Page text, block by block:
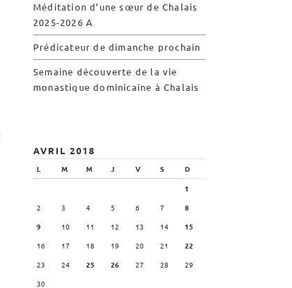
Les randonnées
Accueil monastique
Séjours étudiant(e)s
Covoiturage
Méditation d’une sœur de Chalais
2025-2026 A
Prédicateur de dimanche prochain
Semaine découverte de la vie
monastique dominicaine à Chalais
AVRIL 2018
L M M J V S
D
1
2
3 4 5 6 7
8
9
10 11 12 13 14
15
16
17 18 19 20 21
22
23
24 25 26 27 28
29
30